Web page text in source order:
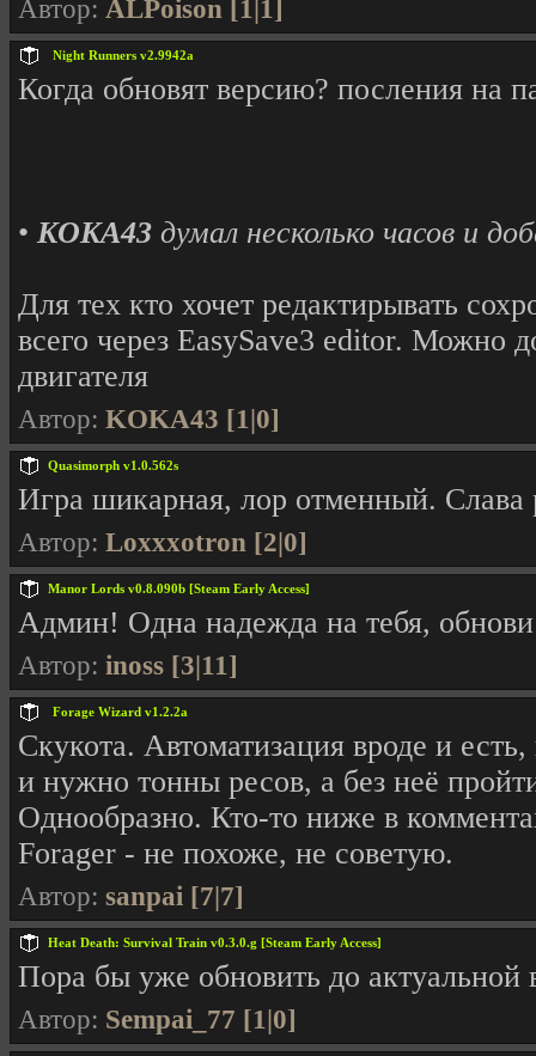
Автор: ALPoison [1|1]
Night Runners v2.9942a
Когда обновят версию? посления на
• KOKA43 думал несколько часов и
Для тех кто хочет редактирывать
всего через EasySave3 editor. Можно
двигателя
Автор: KOKA43 [1|0]
Quasimorph v1.0.562s
Игра шикарная, лор отменный. Слава
Автор: Loxxxotron [2|0]
Manor Lords v0.8.090b [Steam Early Access]
Админ! Одна надежда на тебя,
Автор: inoss [3|11]
Forage Wizard v1.2.2a
Скукота. Автоматизация вроде и
и нужно тонны ресов, а без неё
Однообразно. Кто-то ниже в
Forager - не похоже, не советую.
Автор: sanpai [7|7]
Heat Death: Survival Train v0.3.0.g [Steam Early Access]
Пора бы уже обновить до актуальной
Автор: Sempai_77 [1|0]